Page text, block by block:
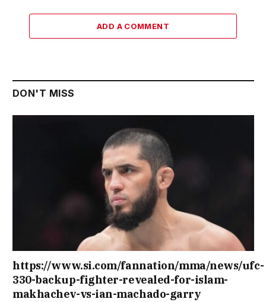
ADD A COMMENT
DON'T MISS
https://www.si.com/fannation/mma/news/ufc-
330-backup-fighter-revealed-for-islam-
makhachev-vs-ian-machado-garry